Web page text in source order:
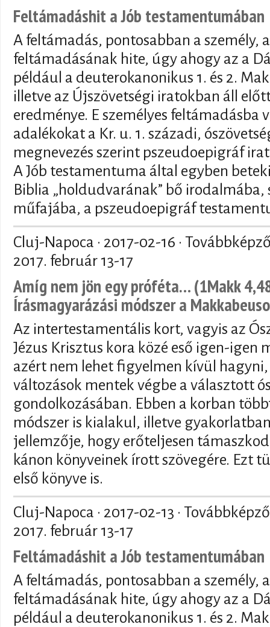
Feltámadáshit a Jób testamentumában
A feltámadás, pontosabban a személy,
feltámadásának hite, úgy ahogy az a
például a deuterokanonikus 1. és 2.
illetve az Újszövetségi iratokban áll
eredménye. E személyes
adalékokat a Kr. u. 1. századi,
megnevezés szerint pszeudoepigráf
A Jób testamentuma által egyben
Biblia „holdudvarának” bő
műfajába, a pszeudoepigráf
Cluj-Napoca · 2017-02-16 ·
2017. február 13-17
Amíg nem jön egy próféta… (1Makk
Írásmagyarázási módszer a
Az intertestamentális kort, vagyis az
Jézus Krisztus kora közé eső igen-igen
azért nem lehet figyelmen kívül
változások mentek végbe a választott
gondolkozásában. Ebben a korban
módszer is kialakul, illetve
jellemzője, hogy erőteljesen
kánon könyveinek írott szövegére. Ezt
első könyve is.
Cluj-Napoca · 2017-02-13 ·
2017. február 13-17
Feltámadáshit a Jób testamentumában
A feltámadás, pontosabban a személy,
feltámadásának hite, úgy ahogy az a
például a deuterokanonikus 1. és 2.